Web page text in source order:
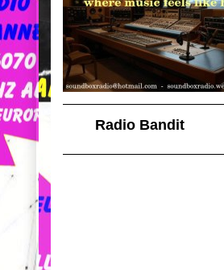
Radio Bandit